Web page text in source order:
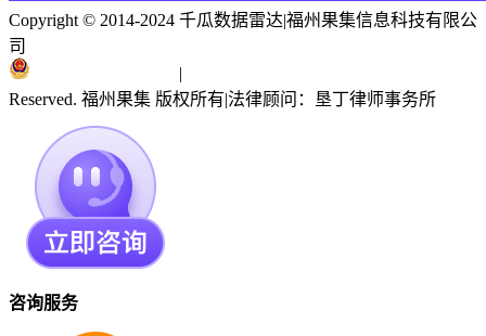
Copyright © 2014-2024 千瓜数据雷达|福州果集信息科技有限公
司
|
Reserved. 福州果集 版权所有|法律顾问：垦丁律师事务所
咨询服务